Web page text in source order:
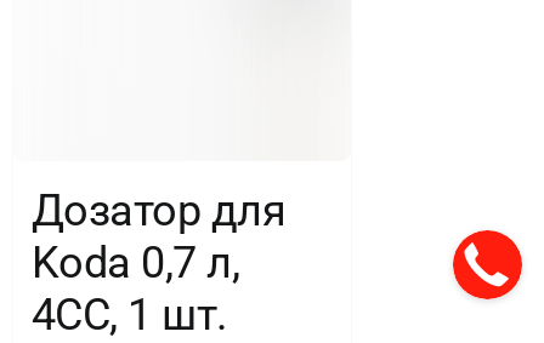
Дозатор для
Koda 0,7 л,
4СС, 1 шт.